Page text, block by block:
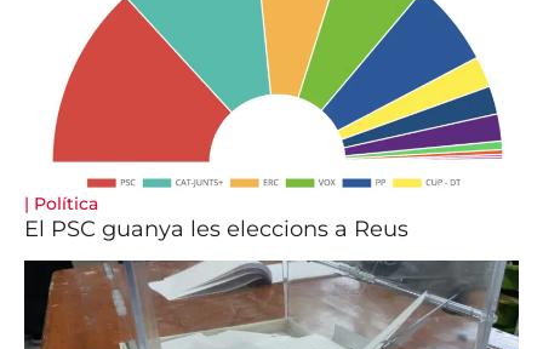
| Política
El PSC guanya les eleccions a Reus